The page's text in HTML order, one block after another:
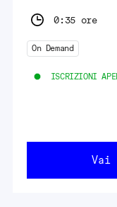
0:35 ore
On Demand
ISCRIZIONI
Vai